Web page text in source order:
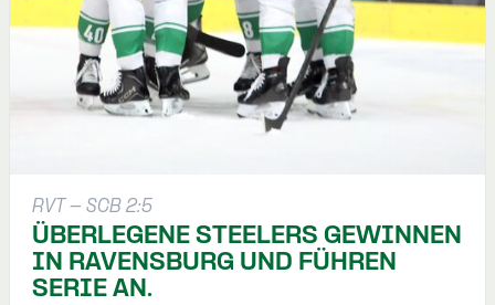
RVT - SCB 2:5
ÜBERLEGENE STEELERS GEWINNEN
IN RAVENSBURG UND FÜHREN
SERIE AN.